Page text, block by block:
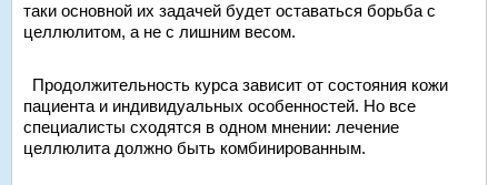
таки основной их задачей будет оставаться борьба с
целлюлитом, а не с лишним весом.
Продолжительность курса зависит от состояния кожи
пациента и индивидуальных особенностей. Но все
специалисты сходятся в одном мнении: лечение
целлюлита должно быть комбинированным.